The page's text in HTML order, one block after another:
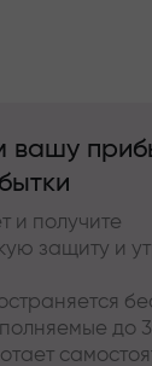
вашу
и получите
защиту и
до